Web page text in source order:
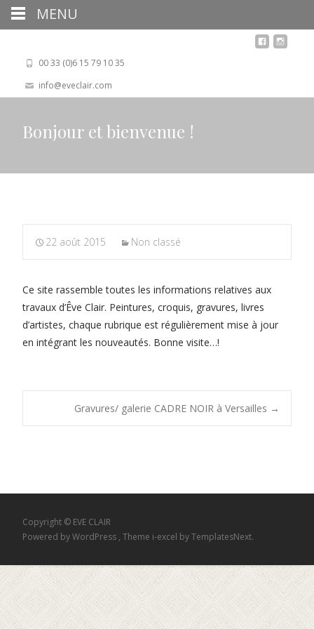
00 33 (0)6 15 79 10 35
info@eveclair.com
Bonjour et bienvenue !
22 août 2015 Non classé
Ce site rassemble toutes les informations relatives aux
travaux d’Êve Clair. Peintures, croquis, gravures, livres
d’artistes, chaque rubrique est régulièrement mise à jour
en intégrant les nouveautés. Bonne visite…!
PostGravures/ galerie CADRE NOIR à Versailles →
Copyright © EVE CLAIR
Powered by WordPress , Theme i-excel by TemplatesNext.
MENU